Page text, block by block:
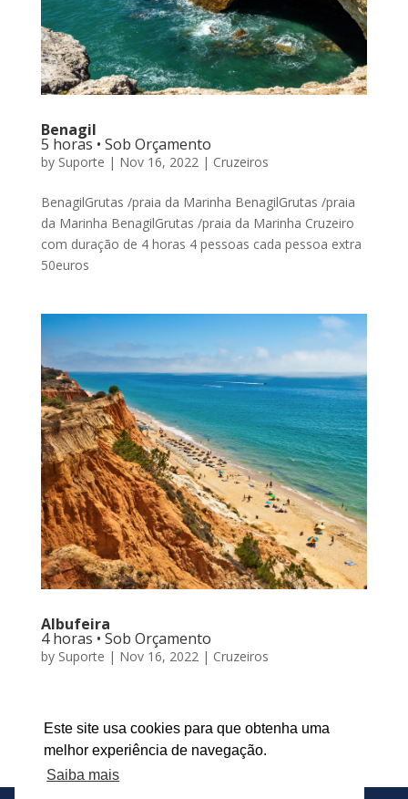
Este site usa cookies para que obtenha uma
melhor experiência de navegação.
Saiba mais
Benagil
5 horas • Sob Orçamento
by Suporte | Nov 16, 2022 | Cruzeiros
BenagilGrutas /praia da Marinha BenagilGrutas /praia
da Marinha BenagilGrutas /praia da Marinha Cruzeiro
com duração de 4 horas 4 pessoas cada pessoa extra
50euros
Albufeira
4 horas • Sob Orçamento
by Suporte | Nov 16, 2022| Cruzeiros
« Older Entries